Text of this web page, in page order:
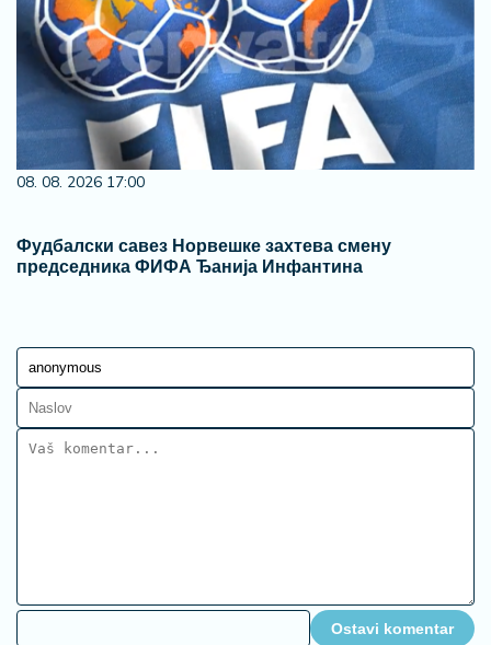
08. 08. 2026 17:00
Фудбалски савез Норвешке захтева смену
председника ФИФА Ђанија Инфантина
Ostavi komentar